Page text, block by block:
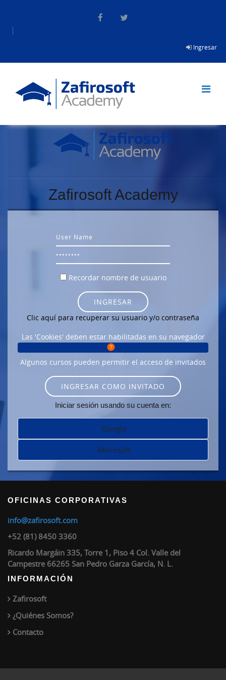
Ingresar
Zafirosoft Academy
Recordar nombre de usuario
INGRESAR
Clic aquí para recuperar su usuario y/o contraseña
Las 'Cookies' deben estar habilitadas en su navegador
Algunos cursos pueden permitir el acceso de invitados
INGRESAR COMO INVITADO
Iniciar sesión usando su cuenta en:
Google
Microsoft
OFICINAS CORPORATIVAS
info@zafirosoft.com
+52 (81) 8450 3360
Ricardo Margáin 335, Torre 1, Piso 4 Col. Valle del
Campestre 66265 San Pedro Garza García, N. L.
INFORMACIÓN
Zafirosoft
¿Quiénes Somos?
Contacto